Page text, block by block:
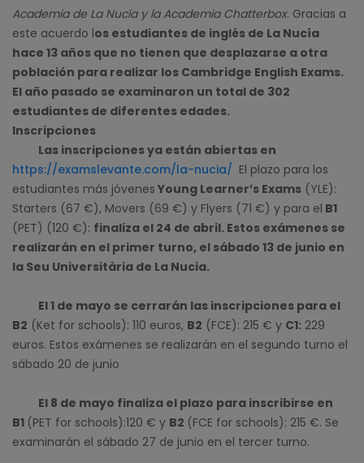
Academia de La Nucía y la Academia Chatterbox. Gracias a
este acuerdo los estudiantes de inglés de La Nucía
hace 13 años que no tienen que desplazarse a otra
población para realizar los Cambridge English Exams.
El año pasado se examinaron un total de 302
estudiantes de diferentes edades.
Inscripciones
Las inscripciones ya están abiertas en
https://examslevante.com/la-nucia/ El plazo para los
estudiantes más jóvenes Young Learner’s Exams (YLE):
Starters (67 €), Movers (69 €) y Flyers (71 €) y para el B1
(PET) (120 €): finaliza el 24 de abril. Estos exámenes se
realizarán en el primer turno, el sábado 13 de junio en
la Seu Universitària de La Nucia.
El 1 de mayo se cerrarán las inscripciones para el
B2 (Ket for schools): 110 euros, B2 (FCE): 215 € y C1: 229
euros. Estos exámenes se realizarán en el segundo turno el
sábado 20 de junio
El 8 de mayo finaliza el plazo para inscribirse en
B1 (PET for schools):120 € y B2 (FCE for schools): 215 €. Se
examinarán el sábado 27 de junio en el tercer turno.